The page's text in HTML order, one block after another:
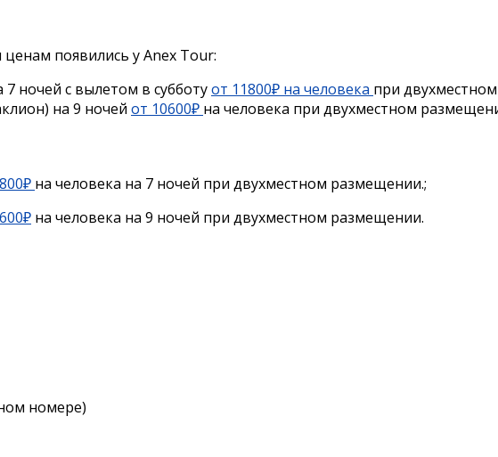
появились у Anex Tour:
ночей с вылетом в субботуот 11800₽ на человека при
на 9 ночей от 10600₽ на человека при двухместном
на человека на 7 ночей при двухместном размещении.;
на человека на 9 ночей при двухместном размещении.
номере)